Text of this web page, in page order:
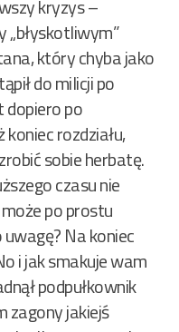
kryzys –
„błyskotliwym”
który chyba jako
do milicji po
dopiero po
rozdziału,
sobie herbatę.
czasu nie
po prostu
Na koniec
i jak smakuje wam
podpułkownik
zagony jakiejś